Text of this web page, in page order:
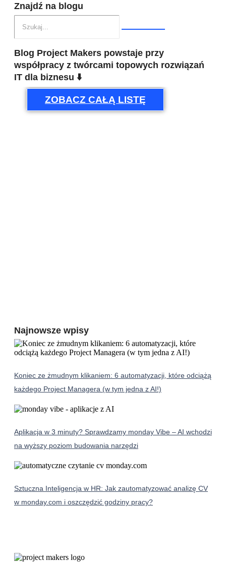
Znajdź na blogu
Blog Project Makers powstaje przy
współpracy z twórcami topowych rozwiązań
IT dla biznesu ⬇️
ZOBACZ CAŁĄ LISTĘ
Najnowsze wpisy
Koniec ze żmudnym klikaniem: 6 automatyzacji, które odciążą
każdego Project Managera (w tym jedna z AI!)
Aplikacja w 3 minuty? Sprawdzamy monday Vibe – AI wchodzi
na wyższy poziom budowania narzędzi
Sztuczna Inteligencja w HR: Jak zautomatyzować analizę CV
w monday.com i oszczędzić godziny pracy?